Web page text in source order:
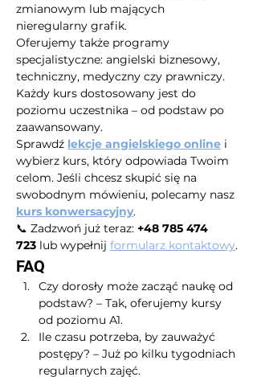
zmianowym lub mających
nieregularny grafik.
Oferujemy także programy
specjalistyczne: angielski biznesowy,
techniczny, medyczny czy prawniczy.
Każdy kurs dostosowany jest do
poziomu uczestnika – od podstaw po
zaawansowany.
Sprawdź lekcje angielskiego online i
wybierz kurs, który odpowiada Twoim
celom. Jeśli chcesz skupić się na
swobodnym mówieniu, polecamy nasz
kurs konwersacyjny.
📞 Zadzwoń już teraz: +48 785 474
723 lub wypełnij formularz kontaktowy.
FAQ
Czy dorosły może zacząć naukę od
podstaw? – Tak, oferujemy kursy
od poziomu A1.
Ile czasu potrzeba, by zauważyć
postępy? – Już po kilku tygodniach
regularnych zajęć.